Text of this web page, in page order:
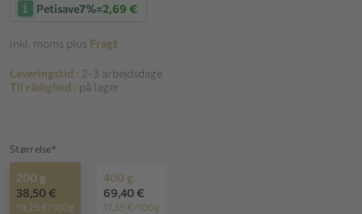
Petisave7%=2,69 €
inkl. moms plus Fragt
Leveringstid : 2-3 arbejdsdage
Til rådighed : på lager
Størrelse*
200 g
38,50 €
19,25 €/100g
400 g
69,40 €
17,35 €/100g